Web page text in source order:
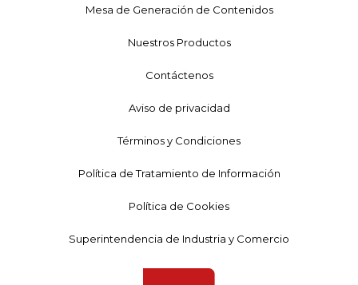
Mesa de Generación de Contenidos
Nuestros Productos
Contáctenos
Aviso de privacidad
Términos y Condiciones
Política de Tratamiento de Información
Política de Cookies
Superintendencia de Industria y Comercio